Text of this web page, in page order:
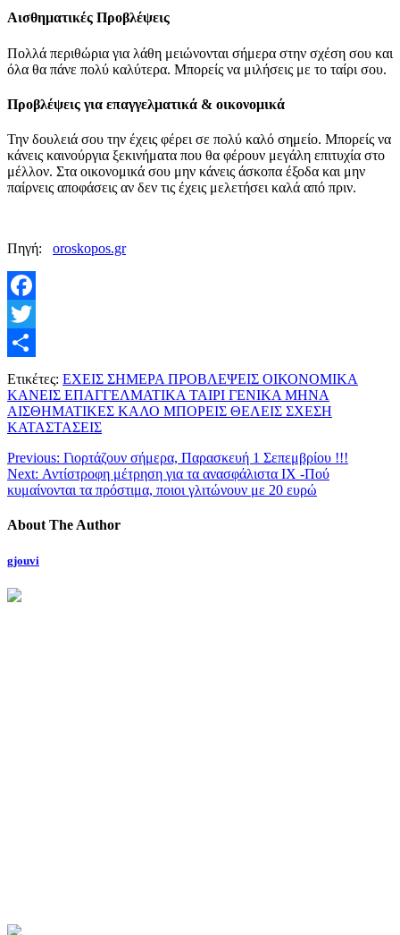
Αισθηματικές Προβλέψεις
Πολλά περιθώρια για λάθη μειώνονται σήμερα στην σχέση σου και
όλα θα πάνε πολύ καλύτερα. Μπορείς να μιλήσεις με το ταίρι σου.
Προβλέψεις για επαγγελματικά & οικονομικά
Την δουλειά σου την έχεις φέρει σε πολύ καλό σημείο. Μπορείς να
κάνεις καινούργια ξεκινήματα που θα φέρουν μεγάλη επιτυχία στο
μέλλον. Στα οικονομικά σου μην κάνεις άσκοπα έξοδα και μην
παίρνεις αποφάσεις αν δεν τις έχεις μελετήσει καλά από πριν.
Πηγή: oroskopos.gr
Facebook
Twitter
Μοιραστείτε
Ετικέτες: ΕΧΕΙΣ ΣΗΜΕΡΑ ΠΡΟΒΛΕΨΕΙΣ ΟΙΚΟΝΟΜΙΚΑ
ΚΑΝΕΙΣ ΕΠΑΓΓΕΛΜΑΤΙΚΑ ΤΑΙΡΙ ΓΕΝΙΚΑ ΜΗΝΑ
ΑΙΣΘΗΜΑΤΙΚΕΣ ΚΑΛΟ ΜΠΟΡΕΙΣ ΘΕΛΕΙΣ ΣΧΕΣΗ
ΚΑΤΑΣΤΑΣΕΙΣ
Previous: Γιορτάζουν σήμερα, Παρασκευή 1 Σεπεμβρίου !!!
Next: Αντίστροφη μέτρηση για τα ανασφάλιστα ΙΧ -Πού
κυμαίνονται τα πρόστιμα, ποιοι γλιτώνουν με 20 ευρώ
About The Author
gjouvi